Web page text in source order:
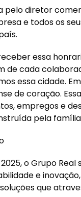
diretor
e todos os
essa
de cada
essa cidade.
de coração.
empregos e
pela
o Grupo
e
que